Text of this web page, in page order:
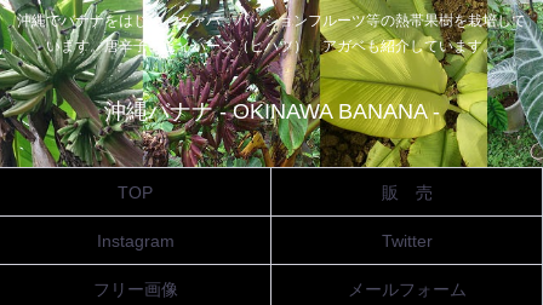
沖縄でバナナをはじめ、グァバ、パッションフルーツ等の熱帯果樹を栽培して
います。唐辛子、ピィパーズ（ヒハツ）、アガベも紹介しています。
沖縄バナナ - OKINAWA BANANA -
TOP 販 売
Instagram Twitter
フリー画像 メールフォーム